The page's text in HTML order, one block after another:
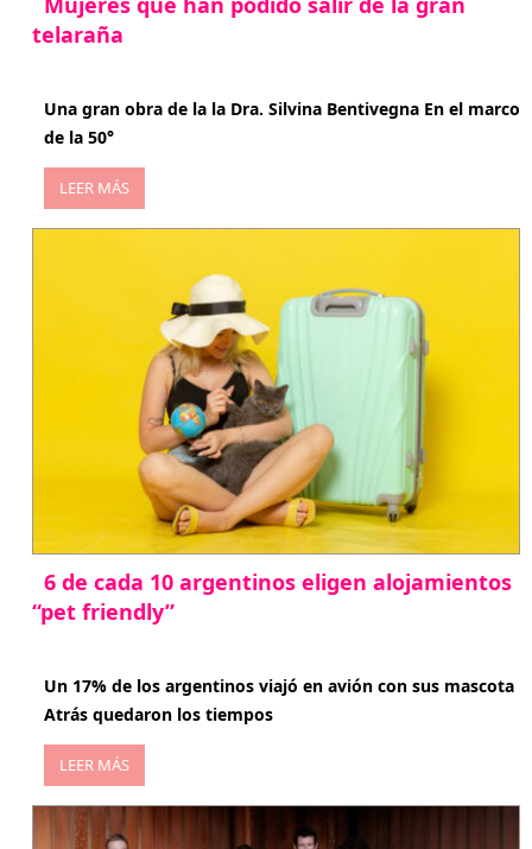
telaraña
Una gran obra de la la Dra. Silvina Bentivegna En el marco
de la 50°
LEER MÁS
6 de cada 10 argentinos eligen alojamientos
“pet friendly”
Un 17% de los argentinos viajó en avión con sus mascota
Atrás quedaron los tiempos
LEER MÁS